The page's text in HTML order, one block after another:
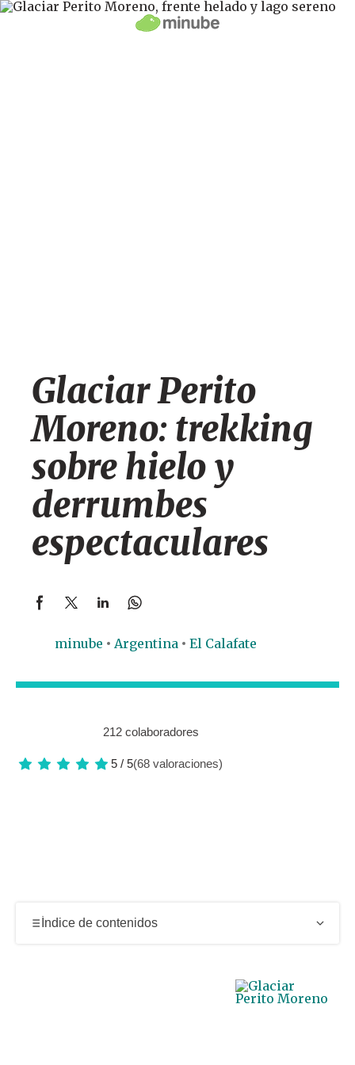
Glaciar Perito
Moreno: trekking
sobre hielo y
derrumbes
espectaculares
minube Argentina El Calafate
212 colaboradores
5 / 5(68 valoraciones)
Índice de contenidos